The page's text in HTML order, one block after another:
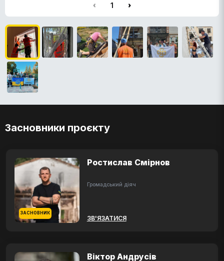
1
Засновники проєкту
ЗАСНОВНИК
Ростислав Смірнов
Громадський діяч
ЗВ'ЯЗАТИСЯ
Віктор Андрусів